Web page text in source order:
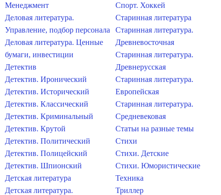
Менеджмент
Деловая литература.
Управление, подбор персонала
Деловая литература. Ценные
бумаги, инвестиции
Детектив
Детектив. Иронический
Детектив. Исторический
Детектив. Классический
Детектив. Криминальный
Детектив. Крутой
Детектив. Политический
Детектив. Полицейский
Детектив. Шпионский
Детская литература
Детская литература.
Спорт. Хоккей
Старинная литература
Старинная литература.
Древневосточная
Старинная литература.
Древнерусская
Старинная литература.
Европейская
Старинная литература.
Средневековая
Статьи на разные темы
Стихи
Стихи. Детские
Стихи. Юмористические
Техника
Триллер